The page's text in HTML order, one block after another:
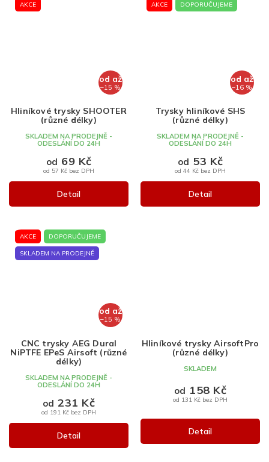
AKCE
od až
–15 %
Hliníkové trysky SHOOTER
(různé délky)
SKLADEM NA PRODEJNĚ -
ODESLÁNÍ DO 24H
od 57 Kč bez DPH
od 69 Kč
Detail
AKCE DOPORUČUJEME
od až
–16 %
Trysky hliníkové SHS
(různé délky)
SKLADEM NA PRODEJNĚ -
ODESLÁNÍ DO 24H
od 44 Kč bez DPH
od 53 Kč
Detail
AKCE DOPORUČUJEME
SKLADEM NA PRODEJNĚ
od až
–15 %
CNC trysky AEG Dural
NiPTFE EPeS Airsoft (různé
délky)
SKLADEM NA PRODEJNĚ -
ODESLÁNÍ DO 24H
od 191 Kč bez DPH
od 231 Kč
Detail
Hliníkové trysky AirsoftPro
(různé délky)
SKLADEM
od 131 Kč bez DPH
od 158 Kč
Detail